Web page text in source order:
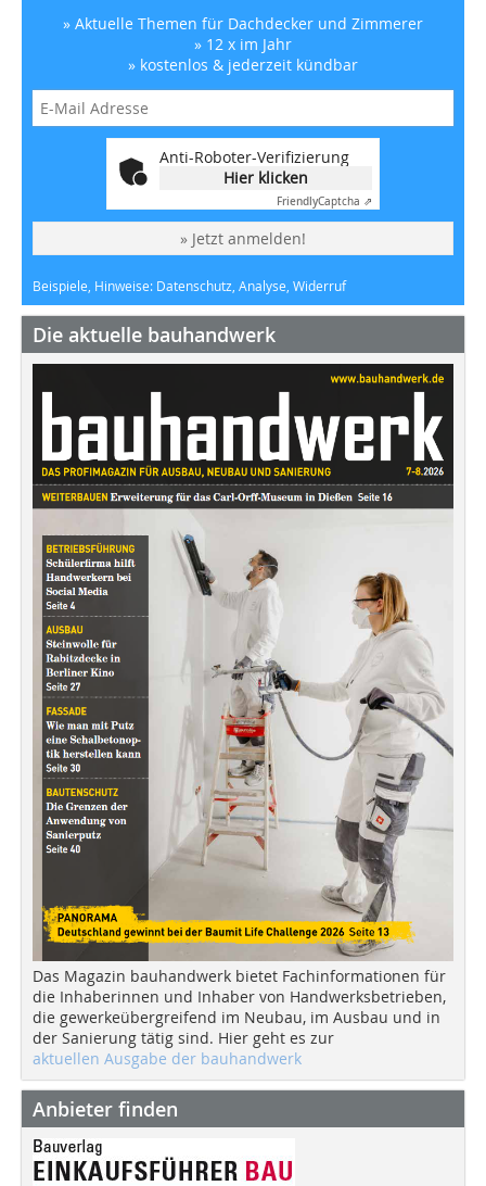
» Aktuelle Themen für Dachdecker und Zimmerer
» 12 x im Jahr
» kostenlos & jederzeit kündbar
Anti-Roboter-Verifizierung
Hier klicken
FriendlyCaptcha ⇗
» Jetzt anmelden!
Beispiele, Hinweise: Datenschutz, Analyse, Widerruf
Die aktuelle bauhandwerk
Das Magazin bauhandwerk bietet Fachinformationen für
die Inhaberinnen und Inhaber von Handwerksbetrieben,
die gewerkeübergreifend im Neubau, im Ausbau und in
der Sanierung tätig sind. Hier geht es zur
aktuellen Ausgabe der bauhandwerk
Anbieter finden